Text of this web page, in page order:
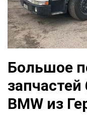
Большое
BMW из